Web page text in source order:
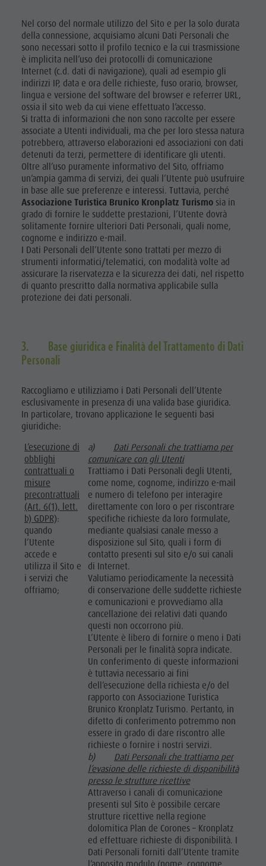
Nel corso del normale utilizzo del Sito e per la solo durata
della connessione, acquisiamo alcuni Dati Personali che
sono necessari sotto il profilo tecnico e la cui trasmissione
è implicita nell’uso dei protocolli di comunicazione
Internet (c.d. dati di navigazione), quali ad esempio gli
indirizzi IP, data e ora delle richieste, fuso orario, browser,
lingua e versione del software del browser e referrer URL,
ossia il sito web da cui viene effettuato l’accesso.
Si tratta di informazioni che non sono raccolte per essere
associate a Utenti individuali, ma che per loro stessa natura
potrebbero, attraverso elaborazioni ed associazioni con dati
detenuti da terzi, permettere di identificare gli utenti.
Oltre all’uso puramente informativo del Sito, offriamo
un’ampia gamma di servizi, dei quali l’Utente può usufruire
in base alle sue preferenze e interessi. Tuttavia, perché
Associazione Turistica Brunico Kronplatz Turismo sia in
grado di fornire le suddette prestazioni, l’Utente dovrà
solitamente fornire ulteriori Dati Personali, quali nome,
cognome e indirizzo e-mail.
I Dati Personali dell’Utente sono trattati per mezzo di
strumenti informatici/telematici, con modalità volte ad
assicurare la riservatezza e la sicurezza dei dati, nel rispetto
di quanto prescritto dalla normativa applicabile sulla
protezione dei dati personali.
3. Base giuridica e Finalità del Trattamento di Dati
Personali
Raccogliamo e utilizziamo i Dati Personali dell’Utente
esclusivamente in presenza di una valida base giuridica.
In particolare, trovano applicazione le seguenti basi
giuridiche:
L’esecuzione di
obblighi
contrattuali o
misure
precontrattuali
(Art. 6(1), lett.
b) GDPR):
quando
l’Utente
accede e
utilizza il Sito e
i servizi che
offriamo;
a) Dati Personali che trattiamo per
comunicare con gli Utenti
Trattiamo i Dati Personali degli Utenti,
come nome, cognome, indirizzo e-mail
e numero di telefono per interagire
direttamente con loro o per riscontrare
specifiche richieste da loro formulate,
mediante qualsiasi canale messo a
disposizione sul Sito, quali i form di
contatto presenti sul sito e/o sui canali
di Internet.
Valutiamo periodicamente la necessità
di conservazione delle suddette richieste
e comunicazioni e provvediamo alla
cancellazione dei relativi dati quando
questi non occorrono più.
L’Utente è libero di fornire o meno i Dati
Personali per le finalità sopra indicate.
Un conferimento di queste informazioni
è tuttavia necessario ai fini
dell’esecuzione della richiesta e/o del
rapporto con Associazione Turistica
Brunico Kronplatz Turismo. Pertanto, in
difetto di conferimento potremmo non
essere in grado di dare riscontro alle
richieste o fornire i nostri servizi.
b) Dati Personali che trattiamo per
l’evasione delle richieste di disponibilità
presso le strutture ricettive
Attraverso i canali di comunicazione
presenti sul Sito è possibile cercare
strutture ricettive nella regione
dolomitica Plan de Corones – Kronplatz
ed effettuare richieste di disponibilità. I
Dati Personali forniti dall’Utente tramite